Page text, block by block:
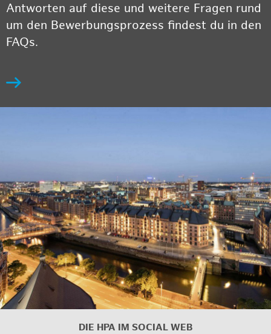
Antworten auf diese und weitere Fragen rund
um den Bewerbungsprozess findest du in den
FAQs.
DIE HPA IM SOCIAL WEB